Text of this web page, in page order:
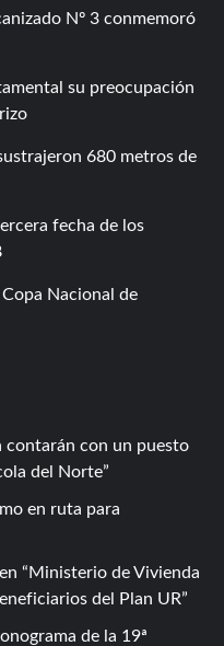
Nº 3 conmemoró
su preocupación
680 metros de
fecha de los
Nacional de
contarán con un puesto
del Norte
en ruta para
en
Ministerio de Vivienda
del Plan UR
de la 19ª